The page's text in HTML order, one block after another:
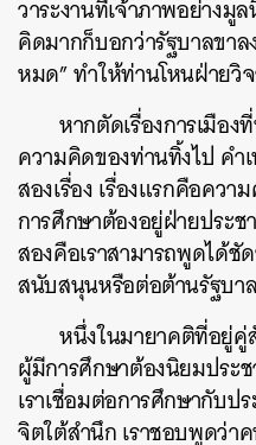
วาระงานที่เจ้าภาพอย่าง
คิดมากก็บอกว่ารัฐบาลขา
หมด” ทำให้ท่านโหนฝ่ายวิ
หากตัดเรื่องการเมือ
ความคิดของท่านทิ้งไป ค
สองเรื่อง เรื่องแรกคือคว
การศึกษาต้องอยู่ฝ่ายประช
สองคือเราสามารถพูดได้
สนับสนุนหรือต่อต้านรัฐบาล
หนึ่งในมายาคติที่อยู่
ผู้มีการศึกษาต้องนิยมประ
เราเชื่อมต่อการศึกษากับป
จิตใต้สำนึก เราชอบพูดว่า